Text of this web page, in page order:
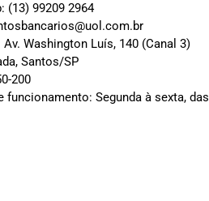
(13) 99209 2964
Av. Washington Luís, 140 (Canal 3)
Santos/SP
200
funcionamento: Segunda à sexta, das